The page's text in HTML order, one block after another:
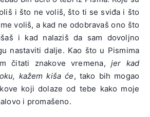
i što ne voliš, što ti se sviđa i što
voliš, a kad ne odobravaš ono što
i kad nalaziš da sam dovoljno
nastaviti dalje. Kao što u Pismima
čitati znakove vremena, jer kad
kažem kiša će, tako bih mogao
koji dolaze od tebe kako moje
i promašeno.